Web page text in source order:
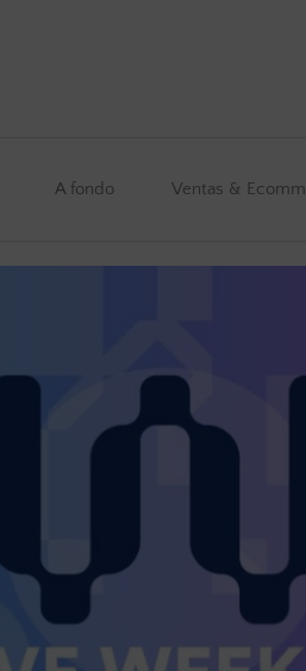
A fondo Ventas &